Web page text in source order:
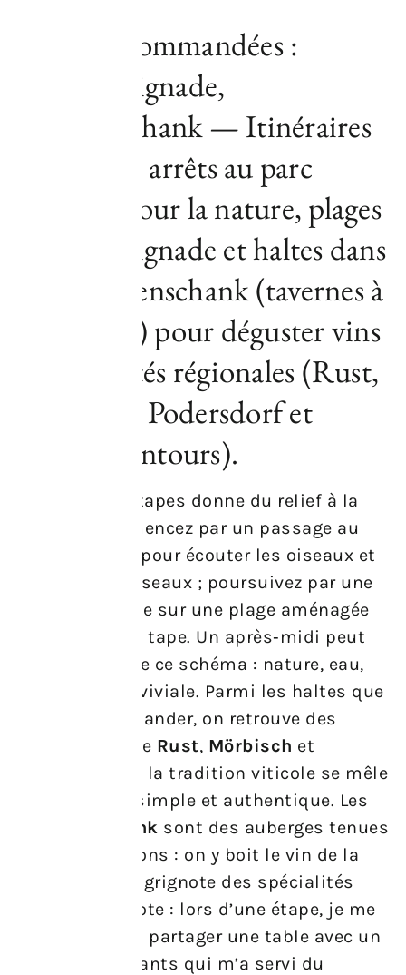
Étapes recommandées :
nature, baignade,
Buschenschank — Itinéraires
conseillés : arrêts au parc
national pour la nature, plages
pour la baignade et haltes dans
des Buschenschank (tavernes à
vin locales) pour déguster vins
et spécialités régionales (Rust,
Mörbisch, Podersdorf et
villages alentours).
Planifier ses étapes donne du relief à la
journée. Commencez par un passage au
pour écouter les oiseaux et
observer les roseaux ; poursuivez par une
pause baignade sur une plage aménagée
quand le soleil tape. Un après‑midi peut
très bien suivre ce schéma : nature, eau,
puis table conviviale. Parmi les haltes que
j’aime recommander, on retrouve des
villages comme Rust, Mörbisch et
, où la tradition viticole se mêle
à une cuisine simple et authentique. Les
Buschenschank sont des auberges tenues
par des vignerons : on y boit le vin de la
maison et l’on grignote des spécialités
locales. Anecdote : lors d’une étape, je me
suis retrouvé à partager une table avec un
couple d’habitants qui m’a servi du